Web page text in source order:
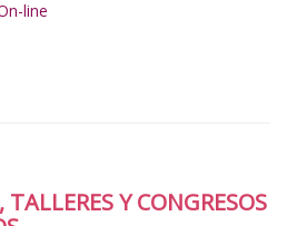
line
TALLERES Y CONGRESOS